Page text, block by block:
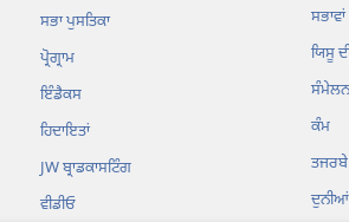
ਸਭਾ ਪੁਸਤਿਕਾ
ਪ੍ਰੋਗ੍ਰਾਮ
ਇੰਡੈਕਸ
ਹਿਦਾਇਤਾਂ
JW ਬ੍ਰਾਡਕਾਸਟਿੰਗ
ਵੀਡੀਓ
ਸਭਾਵਾਂ
ਯਿਸੂ
ਕੰਮ
ਤਜਰਬੇ